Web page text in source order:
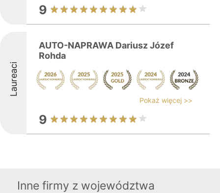
9
Laureaci
AUTO-NAPRAWA Dariusz Józef
Rohda
Pokaż więcej >>
9
Inne firmy z województwa